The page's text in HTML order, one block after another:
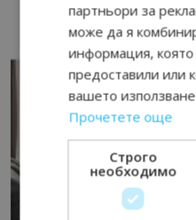
партньори за
може да я
информация,
предоставили или
вашето
Прочетете още
Строго
необходимо